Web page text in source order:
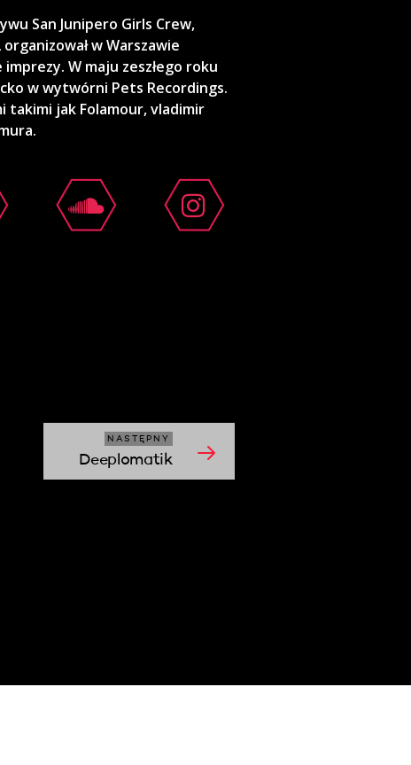
San Junipero Girls Crew,
w Warszawie
W maju zeszłego roku
w wytwórni Pets Recordings.
takimi jak Folamour, vladimir
NASTĘPNY
Deeplomatik